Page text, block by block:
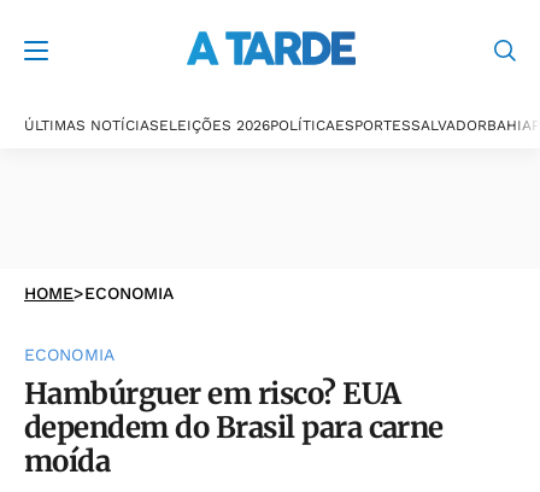
ÚLTIMAS NOTÍCIASELEIÇÕES 2026POLÍTICAESPORTESSALVADORBAHIA
HOME>ECONOMIA
ECONOMIA
Hambúrguer em risco? EUA
dependem do Brasil para carne
moída